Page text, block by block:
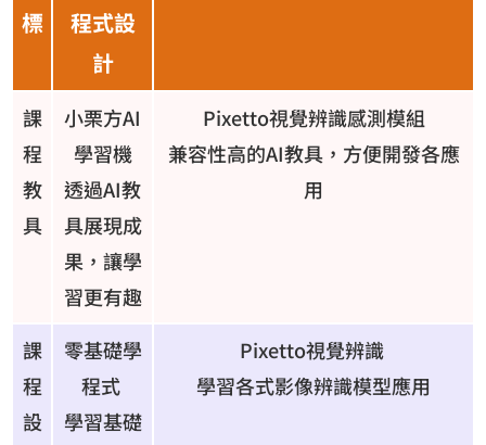
標
程式設
計
課
程
教
具
小栗方AI
學習機
透過AI教
具展現成
果，讓學
習更有趣
Pixetto視覺辨識感測模組
兼容性高的AI教具，方便開發各應
用
課
程
設
零基礎學
程式
學習基礎
Pixetto視覺辨識
學習各式影像辨識模型應用